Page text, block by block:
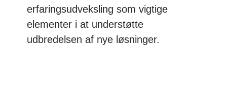
erfaringsudveksling som vigtige
elementer i at understøtte
udbredelsen af nye løsninger.